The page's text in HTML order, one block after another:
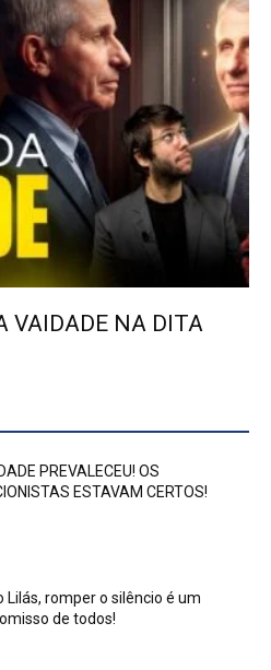
VAIDADE NA DITA
PREVALECEU! OS
ESTAVAM CERTOS!
Lilás, romper o silêncio é um
de todos!